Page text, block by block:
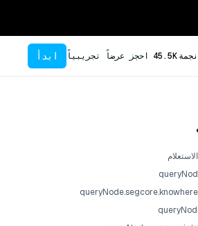
نجمة45.5K احجز عرضاً تجريبياً ابدأ